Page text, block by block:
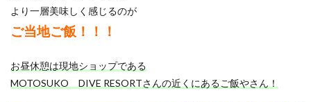
より一層美味しく感じるのが
ご当地ご飯！！！
お昼休憩は現地ショップである
MOTOSUKO DIVE RESORTさんの近くにあるご飯やさん！